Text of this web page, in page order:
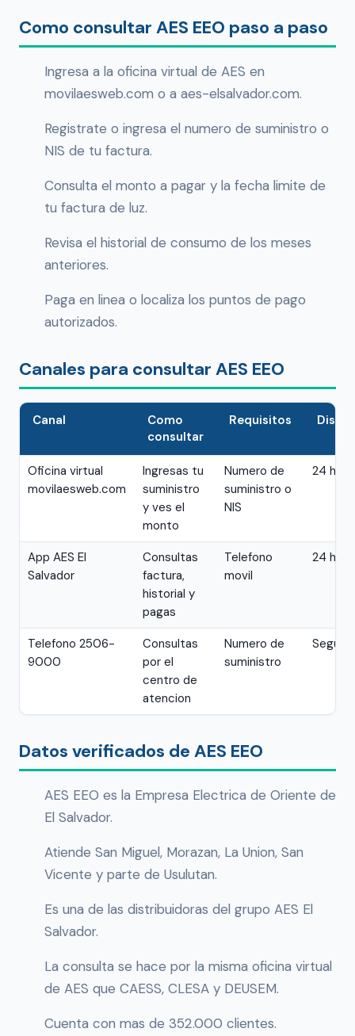
Como consultar AES EEO paso a paso
Ingresa a la oficina virtual de AES en
movilaesweb.com o a aes-elsalvador.com.
Registrate o ingresa el numero de suministro o
NIS de tu factura.
Consulta el monto a pagar y la fecha limite de
tu factura de luz.
Revisa el historial de consumo de los meses
anteriores.
Paga en linea o localiza los puntos de pago
autorizados.
Canales para consultar AES EEO
Canal
Como
consultar
Requisitos
Oficina virtual
movilaesweb.com
Ingresas tu
suministro
y ves el
monto
Numero de
suministro o
NIS
24
App AES El
Salvador
Consultas
factura,
historial y
pagas
Telefono
movil
24
Telefono 2506-
9000
Consultas
por el
centro de
atencion
Numero de
suministro
Segun
Datos verificados de AES EEO
AES EEO es la Empresa Electrica de Oriente de
El Salvador.
Atiende San Miguel, Morazan, La Union, San
Vicente y parte de Usulutan.
Es una de las distribuidoras del grupo AES El
Salvador.
La consulta se hace por la misma oficina virtual
de AES que CAESS, CLESA y DEUSEM.
Cuenta con mas de 352.000 clientes.